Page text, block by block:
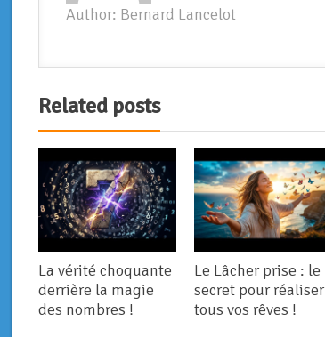
Author: Bernard Lancelot
Related posts
La vérité choquante
derrière la magie
des nombres !
Le Lâcher prise : le
secret pour réaliser
tous vos rêves !